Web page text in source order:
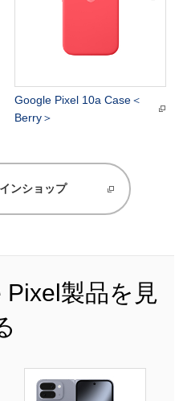
Google Pixel 10a Case＜
Berry＞
ンショップ
製品を見